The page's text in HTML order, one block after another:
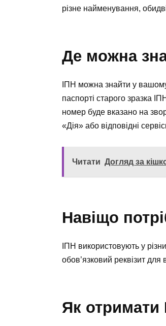
різне найменування,
Де можна
ІПН можна знайти у
паспорті старого зразка
номер буде вказано на
«Дія» або відповідні
Читати Догляд за
Навіщо
ІПН використовують у
обов’язковий реквізит для
Як